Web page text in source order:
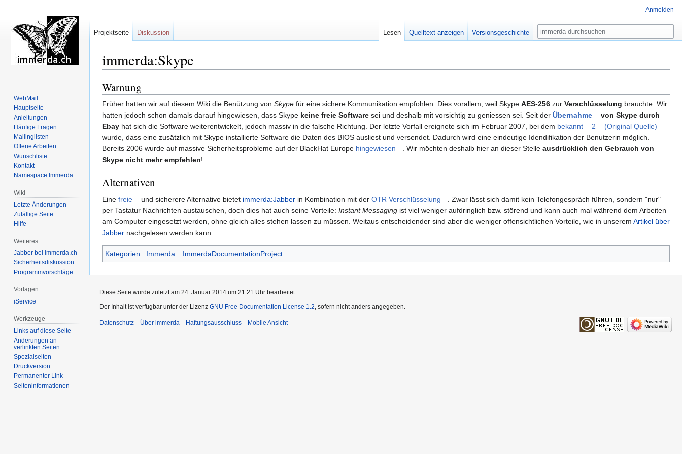
immerda:Skype
Zur
Navigation
springen
Zur
Suche
springen
Warnung
Früher hatten wir auf diesem Wiki die Benützung von Skype für eine sichere Kommunikation empfohlen. Dies vorallem, weil Skype AES-256 zur Verschlüsselung brauchte. Wir
hatten jedoch schon damals darauf hingewiesen, dass Skype keine freie Software sei und deshalb mit vorsichtig zu geniessen sei. Seit der Übernahme
von Skype durch
Ebay hat sich die Software weiterentwickelt, jedoch massiv in die falsche Richtung. Der letzte Vorfall ereignete sich im Februar 2007, bei dem bekannt 2
(Original Quelle)
wurde, dass eine zusätzlich mit Skype installierte Software die Daten des BIOS ausliest und versendet. Dadurch wird eine eindeutige Idendifikation der Benutzerin möglich.
Bereits 2006 wurde auf massive Sicherheitsprobleme auf der BlackHat Europe hingewiesen . Wir möchten deshalb hier an dieser Stelle ausdrücklich den Gebrauch von
Skype nicht mehr empfehlen!
Alternativen
Eine freie und sicherere Alternative bietet immerda:Jabber in Kombination mit der OTR Verschlüsselung
. Zwar lässt sich damit kein Telefongespräch führen, sondern "nur"
per Tastatur Nachrichten austauschen, doch dies hat auch seine Vorteile: Instant Messaging ist viel weniger aufdringlich bzw. störend und kann auch mal während dem Arbeiten
am Computer eingesetzt werden, ohne gleich alles stehen lassen zu müssen. Weitaus entscheidender sind aber die weniger offensichtlichen Vorteile, wie in unserem Artikel über
Jabber nachgelesen werden kann.
Kategorien: Immerda ImmerdaDocumentationProject
Anmelden
Projektseite Diskussion Lesen Quelltext anzeigen Versionsgeschichte Suche
WebMail
Hauptseite
Anleitungen
Häufige Fragen
Mailinglisten
Offene Arbeiten
Wunschliste
Kontakt
Namespace Immerda
Wiki
Letzte Änderungen
Zufällige Seite
Hilfe
Weiteres
Jabber bei immerda.ch
Sicherheitsdiskussion
Programmvorschläge
Vorlagen
iService
Werkzeuge
Links auf diese Seite
Änderungen an
verlinkten Seiten
Spezialseiten
Druckversion
Permanenter Link
Seiten­informationen
Diese Seite wurde zuletzt am 24. Januar 2014 um 21:21 Uhr bearbeitet.
Der Inhalt ist verfügbar unter der Lizenz GNU Free Documentation License 1.2, sofern nicht anders angegeben.
Datenschutz Über immerda Haftungsausschluss Mobile Ansicht